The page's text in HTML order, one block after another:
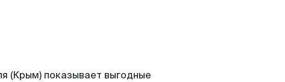
(Крым) показывает выгодные